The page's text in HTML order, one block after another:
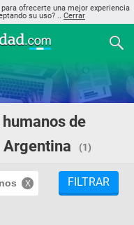
ofrecerte una mejor experiencia
su uso? .. Cerrar
de
(1)
FILTRAR